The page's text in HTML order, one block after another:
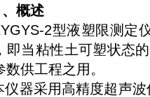
、概述
2型液塑限测定
即当粘性土可塑状态
数供工程之用。
仪器采用高精度超声波